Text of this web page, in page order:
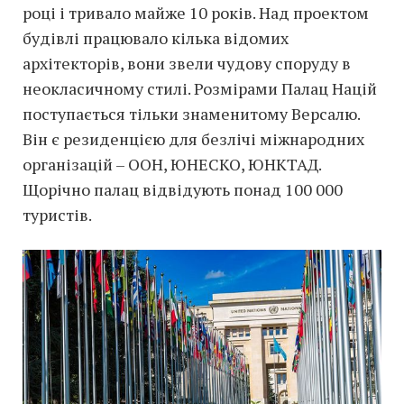
році і тривало майже 10 років. Над проектом
будівлі працювало кілька відомих
архітекторів, вони звели чудову споруду в
неокласичному стилі. Розмірами Палац Націй
поступається тільки знаменитому Версалю.
Він є резиденцією для безлічі міжнародних
організацій – ООН, ЮНЕСКО, ЮНКТАД.
Щорічно палац відвідують понад 100 000
туристів.